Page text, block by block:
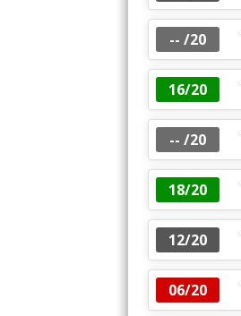
-- /20
16/20
-- /20
18/20
12/20
06/20